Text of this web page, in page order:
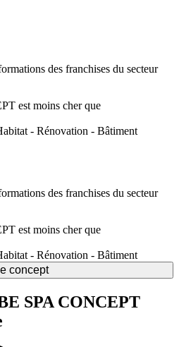
des franchises du secteur
est moins cher que
- Rénovation - Bâtiment
des franchises du secteur
est moins cher que
- Rénovation - Bâtiment
concept
SPA CONCEPT